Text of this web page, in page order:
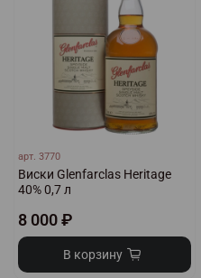
арт.3770
Виски Glenfarclas Heritage
40% 0,7 л
8 000 ₽
В корзину